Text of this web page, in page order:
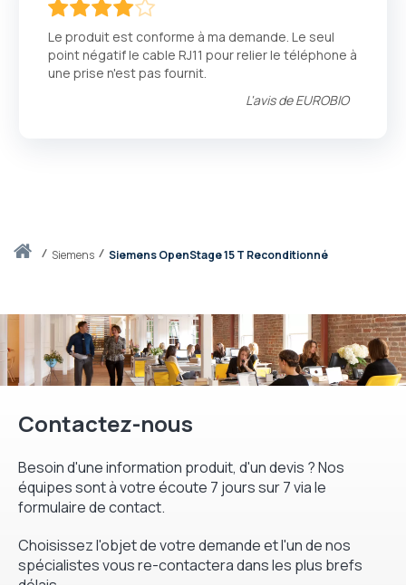
Accueilsiemens Siemens OpenStage 15 T Reconditionné
Le produit est conforme à ma demande. Le seul
point négatif le cable RJ11 pour relier le téléphone à
une prise n'est pas fournit.
L'avis deEUROBIO
Contactez-nous
Besoin d'une information produit, d'un devis ? Nos
équipes sont à votre écoute 7 jours sur 7 via le
formulaire de contact.
Choisissez l'objet de votre demande et l'un de nos
spécialistes vous re-contactera dans les plus brefs